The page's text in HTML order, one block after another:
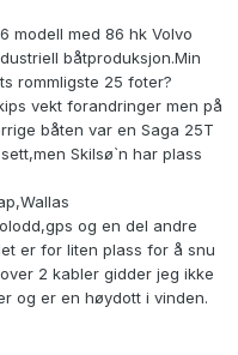
modell med 86 hk Volvo
båtproduksjon.Min
rommligste 25 foter?
vekt forandringer men på
båten var en Saga 25T
Skilsø`n har plass
og en del andre
er for liten plass for å snu
2 kabler gidder jeg ikke
og er en høydott i vinden.